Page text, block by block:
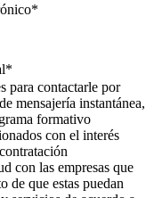
para contactarle por
mensajería instantánea,
formativo
con el interés
con las empresas que
de que estas puedan